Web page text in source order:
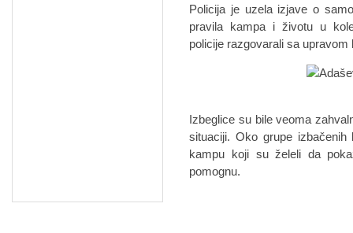
Policija je uzela izjave o
pravila kampa i životu u
policije razgovarali sa
Izbeglice su bile veoma
situaciji. Oko grupe
kampu koji su želeli da
pomognu.